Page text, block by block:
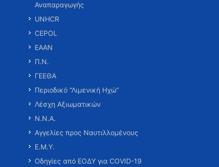
Αναπαραγωγής
UNHCR
CEPOL
ΕΑΑΝ
Π.Ν.
ΓΕΕΘΑ
Περιοδικό “Λιμενική Ηχώ”
Λέσχη Αξιωματικών
Ν.Ν.Α.
Αγγελίες προς Ναυτιλλομένους
Ε.Μ.Υ.
Οδηγίες από ΕΟΔΥ για COVID-19